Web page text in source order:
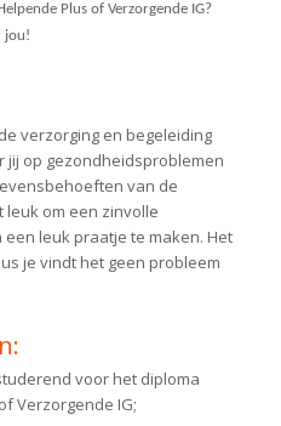
Plus of Verzorgende IG?
jou!
verzorging en begeleiding
jij op gezondheidsproblemen
van de
leuk om een zinvolle
leuk praatje te maken. Het
je vindt het geen probleem
voor het diploma
Verzorgende IG;